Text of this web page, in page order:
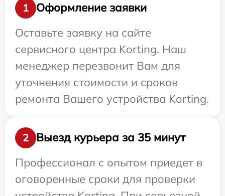
1
Оформление заявки
Оставьте заявку на сайте
сервисного центра Korting. Наш
менеджер перезвонит Вам для
уточнения стоимости и сроков
ремонта Вашего устройства Korting.
2
Выезд курьера за 35 минут
Профессионал с опытом приедет в
оговоренные сроки для проверки